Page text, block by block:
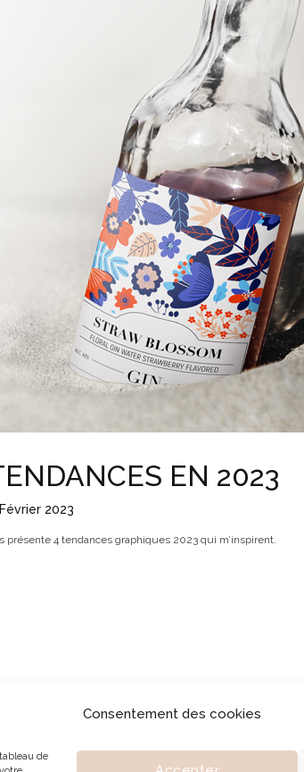
Consentement des cookies
de
EN 2023
2023
4 tendances graphiques 2023 qui m’inspirent.